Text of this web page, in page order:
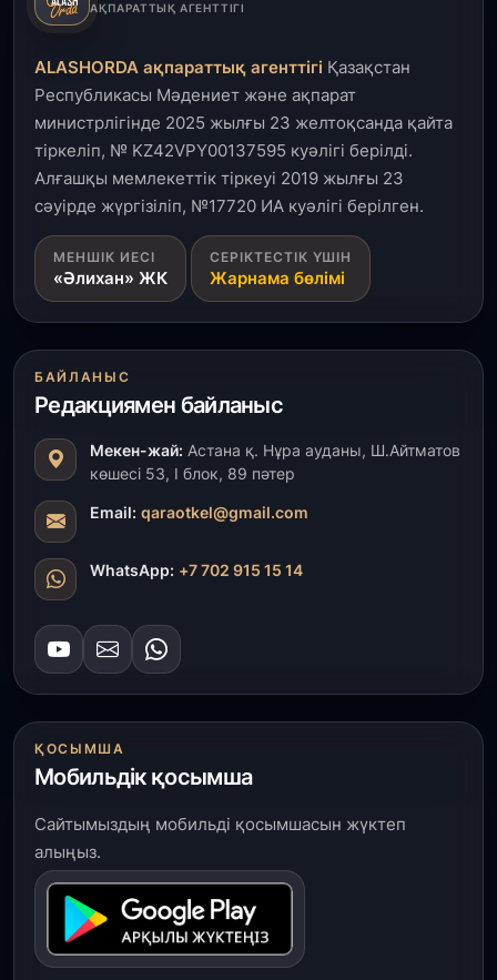
АҚПАРАТТЫҚ АГЕНТТІГІ
ALASHORDA ақпараттық агенттігі Қазақстан
Республикасы Мәдениет және ақпарат
министрлігінде 2025 жылғы 23 желтоқсанда қайта
тіркеліп, № KZ42VPY00137595 куәлігі берілді.
Алғашқы мемлекеттік тіркеуі 2019 жылғы 23
сәуірде жүргізіліп, №17720 ИА куәлігі берілген.
МЕНШІК ИЕСІ
«Әлихан» ЖК
СЕРІКТЕСТІК ҮШІН
Жарнама бөлімі
БАЙЛАНЫС
Редакциямен байланыс
Мекен-жай: Астана қ. Нұра ауданы, Ш.Айтматов
көшесі 53, І блок, 89 пәтер
Email: qaraotkel@gmail.com
WhatsApp: +7 702 915 15 14
ҚОСЫМША
Мобильдік қосымша
Сайтымыздың мобильді қосымшасын жүктеп
алыңыз.